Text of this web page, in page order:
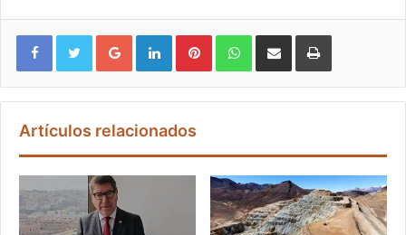
Google+ LinkedIn Pinterest WhatsApp
Artículos relacionados